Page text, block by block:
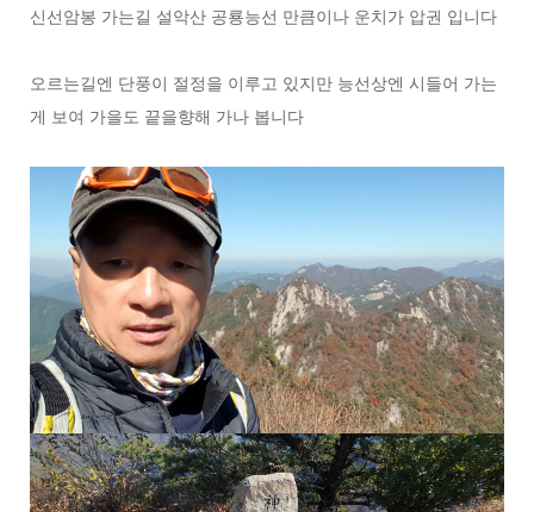
신선암봉 가는길 설악산 공룡능선 만큼이나 운치가 압권 입니다
오르는길엔 단풍이 절정을 이루고 있지만 능선상엔 시들어 가는
게 보여 가을도 끝을향해 가나 봅니다